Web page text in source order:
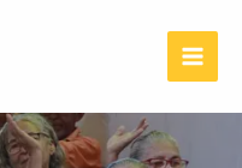
Main
Menu